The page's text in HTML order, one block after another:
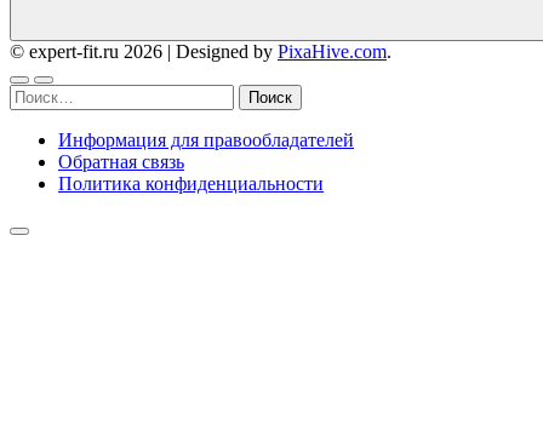
© expert-fit.ru 2026 | Designed by PixaHive.com.
Найти:
Информация для правообладателей
Обратная связь
Политика конфиденциальности